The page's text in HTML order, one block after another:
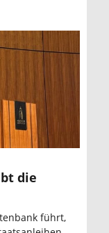
die
führt,